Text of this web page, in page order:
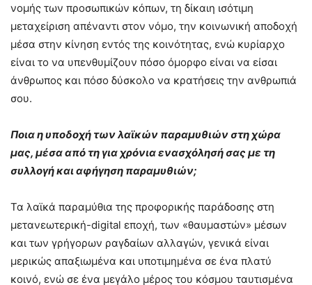
νομής των προσωπικών κόπων, τη δίκαιη ισότιμη
μεταχείριση απέναντι στον νόμο, την κοινωνική αποδοχή
μέσα στην κίνηση εντός της κοινότητας, ενώ κυρίαρχο
είναι το να υπενθυμίζουν πόσο όμορφο είναι να είσαι
άνθρωπος και πόσο δύσκολο να κρατήσεις την ανθρωπιά
σου.
Ποια η υποδοχή των λαϊκών παραμυθιών στη χώρα
μας, μέσα από τη για χρόνια ενασχόλησή σας με τη
συλλογή και αφήγηση παραμυθιών;
Τα λαϊκά παραμύθια της προφορικής παράδοσης στη
μετανεωτερική-digital εποχή, των «θαυμαστών» μέσων
και των γρήγορων ραγδαίων αλλαγών, γενικά είναι
μερικώς απαξιωμένα και υποτιμημένα σε ένα πλατύ
κοινό, ενώ σε ένα μεγάλο μέρος του κόσμου ταυτισμένα